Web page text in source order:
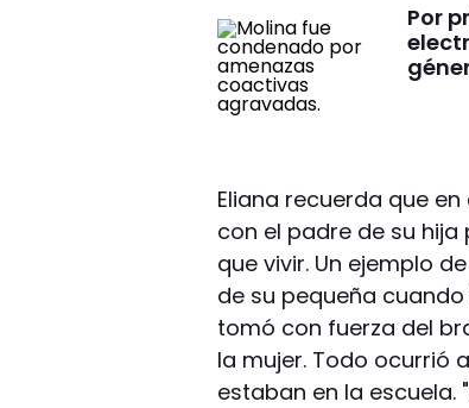
Por
Eliana recuerda que
con el padre de su
que vivir. Un ejemplo
de su pequeña
tomó con fuerza del
la mujer. Todo ocurrió
estaban en la escuela.